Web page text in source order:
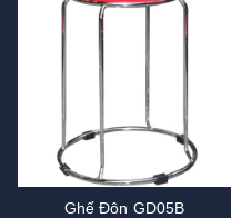
Ghế Đôn GD05B